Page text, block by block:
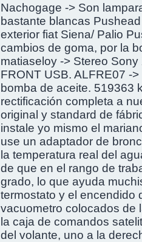
Nachogage -> Son
bastante blancas
exterior fiat Siena/ Palio
cambios de goma, por la
matiaseloy -> Stereo
FRONT USB. ALFRE07 -
bomba de aceite. 519363
rectificación completa a
original y standard de
instale yo mismo el
use un adaptador de
la temperatura real del
de que en el rango de
grado, lo que ayuda
termostato y el encendido
vacuometro colocados de
la caja de comandos
del volante, uno a la